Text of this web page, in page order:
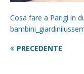
Cosa fare a Parigi in
PRECEDENTE